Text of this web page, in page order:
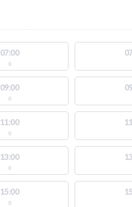
07:00
0
09:00
0
11:00
0
13:00
0
15:00
0